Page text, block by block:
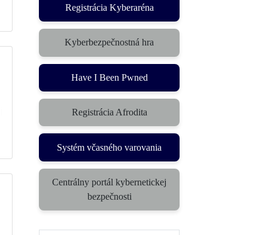
Registrácia Kyberaréna
Kyberbezpečnostná hra
(otvorí sa v novom okne)
Have I Been Pwned
Registrácia Afrodita
Systém včasného varovania
(otvorí sa v novom okne)
Centrálny portál kybernetickej
bezpečnosti(otvorí sa v novom okne)